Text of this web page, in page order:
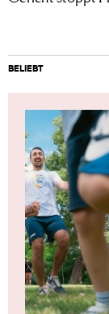
BELIEBT